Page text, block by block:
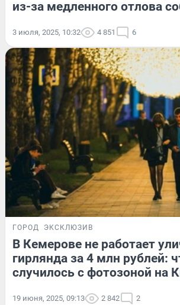
из-за медленного отлова
3 июля, 2025, 10:32 4 851 6
ГОРОД ЭКСКЛЮЗИВ
В Кемерове не работает
гирлянда за 4 млн рублей:
случилось с фотозоной на
19 июня, 2025, 09:13 2 842 2